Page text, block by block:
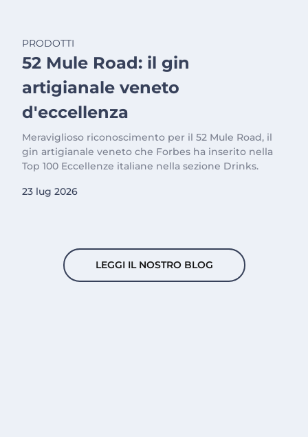
PRODOTTI
52 Mule Road: il gin
artigianale veneto
d'eccellenza
Meraviglioso riconoscimento per il 52 Mule Road, il
gin artigianale veneto che Forbes ha inserito nella
Top 100 Eccellenze italiane nella sezione Drinks.
23 lug 2026
LEGGI IL NOSTRO BLOG